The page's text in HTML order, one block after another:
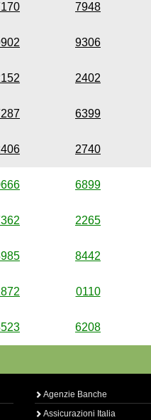
7948
9306
2402
6399
2740
6899
2265
8442
0110
6208
Agenzie Banche
Assicurazioni Italia